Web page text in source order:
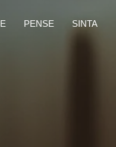
PENSE SINTA